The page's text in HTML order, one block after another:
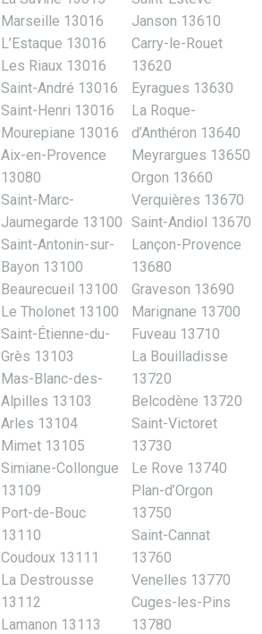
Marseille 13016
L’Estaque 13016
Les Riaux 13016
Saint-André 13016
Saint-Henri 13016
Mourepiane 13016
Aix-en-Provence
13080
Saint-Marc-
Jaumegarde 13100
Saint-Antonin-sur-
Bayon 13100
Beaurecueil 13100
Le Tholonet 13100
Saint-Étienne-du-
Grès 13103
Mas-Blanc-des-
Alpilles 13103
Arles 13104
Mimet 13105
Simiane-Collongue
13109
Port-de-Bouc
13110
Coudoux 13111
La Destrousse
13112
Lamanon 13113
Janson 13610
Carry-le-Rouet
13620
Eyragues 13630
La Roque-
d’Anthéron 13640
Meyrargues 13650
Orgon 13660
Verquières 13670
Saint-Andiol 13670
Lançon-Provence
13680
Graveson 13690
Marignane 13700
Fuveau 13710
La Bouilladisse
13720
Belcodène 13720
Saint-Victoret
13730
Le Rove 13740
Plan-d’Orgon
13750
Saint-Cannat
13760
Venelles 13770
Cuges-les-Pins
13780